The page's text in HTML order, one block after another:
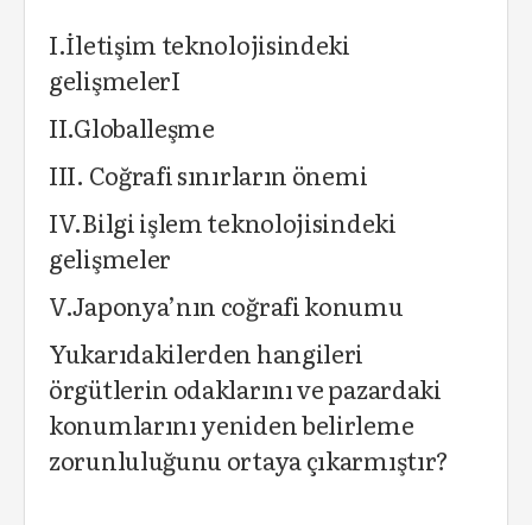
I.İletişim teknolojisindeki
gelişmelerI
II.Globalleşme
III. Coğrafi sınırların önemi
IV.Bilgi işlem teknolojisindeki
gelişmeler
V.Japonya’nın coğrafi konumu
Yukarıdakilerden hangileri
örgütlerin odaklarını ve pazardaki
konumlarını yeniden belirleme
zorunluluğunu ortaya çıkarmıştır?